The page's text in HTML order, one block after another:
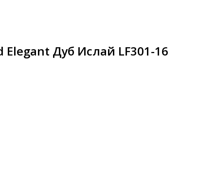
Дуб Ислай LF301-16